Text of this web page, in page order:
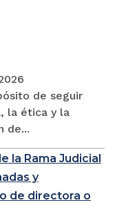
de seguir
la ética y la
de...
la Rama Judicial
y
de directora o